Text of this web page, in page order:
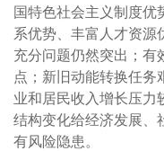
国特色社会主义制度优
系优势、丰富人才资源
充分问题仍然突出；有
点；新旧动能转换任
业和居民收入增长压力
结构变化给经济发展、
有风险隐患。